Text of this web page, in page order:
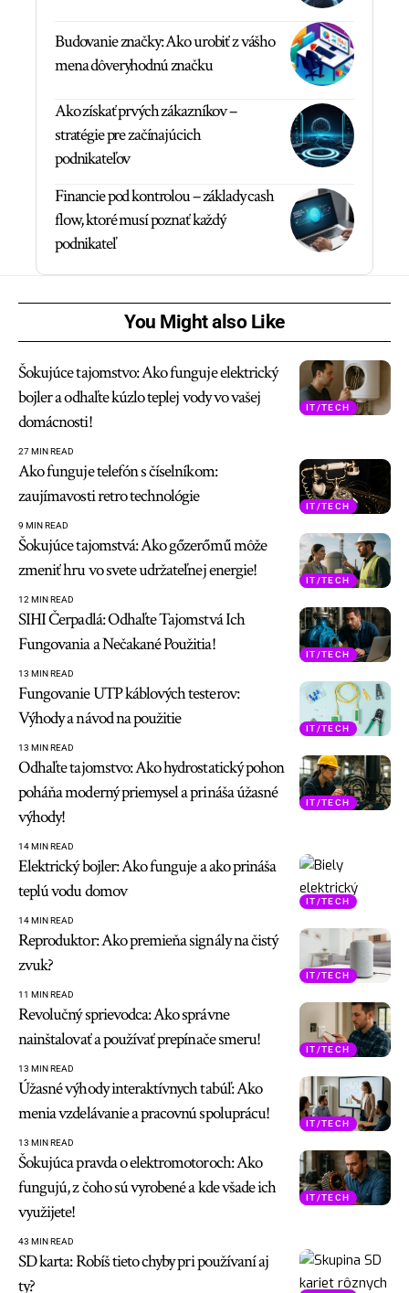
Budovanie značky: Ako urobiť z vášho
mena dôveryhodnú značku
Ako získať prvých zákazníkov –
stratégie pre začínajúcich
podnikateľov
Financie pod kontrolou – základy cash
flow, ktoré musí poznať každý
podnikateľ
You Might also Like
IT/TECH
Šokujúce tajomstvo: Ako funguje elektrický
bojler a odhaľte kúzlo teplej vody vo vašej
domácnosti!
27 MIN READ
IT/TECH
Ako funguje telefón s číselníkom:
zaujímavosti retro technológie
9 MIN READ
IT/TECH
Šokujúce tajomstvá: Ako gőzerőmű môže
zmeniť hru vo svete udržateľnej energie!
12 MIN READ
IT/TECH
SIHI Čerpadlá: Odhaľte Tajomstvá Ich
Fungovania a Nečakané Použitia!
13 MIN READ
IT/TECH
Fungovanie UTP káblových testerov:
Výhody a návod na použitie
13 MIN READ
IT/TECH
Odhaľte tajomstvo: Ako hydrostatický pohon
poháňa moderný priemysel a prináša úžasné
výhody!
14 MIN READ
IT/TECH
Elektrický bojler: Ako funguje a ako prináša
teplú vodu domov
14 MIN READ
IT/TECH
Reproduktor: Ako premieňa signály na čistý
zvuk?
11 MIN READ
IT/TECH
Revolučný sprievodca: Ako správne
nainštalovať a používať prepínače smeru!
13 MIN READ
IT/TECH
Úžasné výhody interaktívnych tabúľ: Ako
menia vzdelávanie a pracovnú spoluprácu!
13 MIN READ
IT/TECH
Šokujúca pravda o elektromotoroch: Ako
fungujú, z čoho sú vyrobené a kde všade ich
využijete!
43 MIN READ
SD karta: Robíš tieto chyby pri používaní aj
ty?